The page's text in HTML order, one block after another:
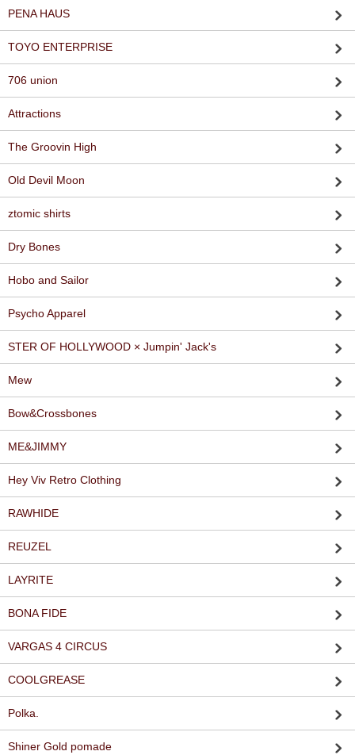
PENA HAUS
TOYO ENTERPRISE
706 union
Attractions
The Groovin High
Old Devil Moon
ztomic shirts
Dry Bones
Hobo and Sailor
Psycho Apparel
STER OF HOLLYWOOD × Jumpin' Jack's
Mew
Bow&Crossbones
ME&JIMMY
Hey Viv Retro Clothing
RAWHIDE
REUZEL
LAYRITE
BONA FIDE
VARGAS 4 CIRCUS
COOLGREASE
Polka.
Shiner Gold pomade